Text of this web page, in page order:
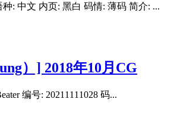
种: 中文 内页: 黑白 码情: 薄码 简介: ...
）] 2018年10月CG
编号: 20211111028 码...